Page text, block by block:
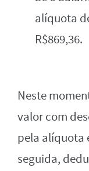
alíquota
R$869,36.
Neste
valor com
pela alíquota
seguida,